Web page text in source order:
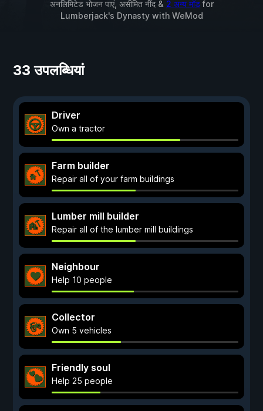
अनलिमिटेड भोजन पाएं, असीमित नींद & 2 अन्य मॉडfor
Lumberjack's Dynastywith WeMod
33 उपलब्धियां
Driver
Own a tractor
Farm builder
Repair all of your farm buildings
Lumber mill builder
Repair all of the lumber mill buildings
Neighbour
Help 10 people
Collector
Own 5 vehicles
Friendly soul
Help 25 people